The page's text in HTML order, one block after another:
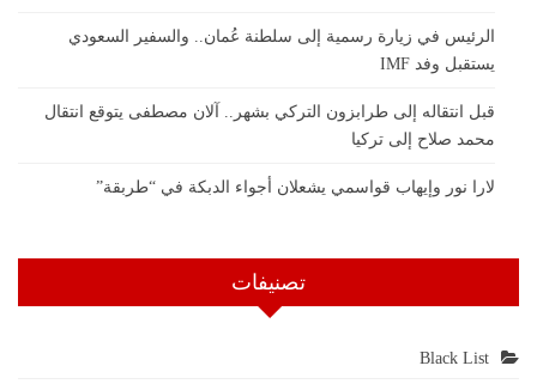
الرئيس في زيارة رسمية إلى سلطنة عُمان.. والسفير السعودي
يستقبل وفد IMF
قبل انتقاله إلى طرابزون التركي بشهر.. آلان مصطفى يتوقع انتقال
محمد صلاح إلى تركيا
لارا نور وإيهاب قواسمي يشعلان أجواء الدبكة في “طربقة”
تصنيفات
Black List